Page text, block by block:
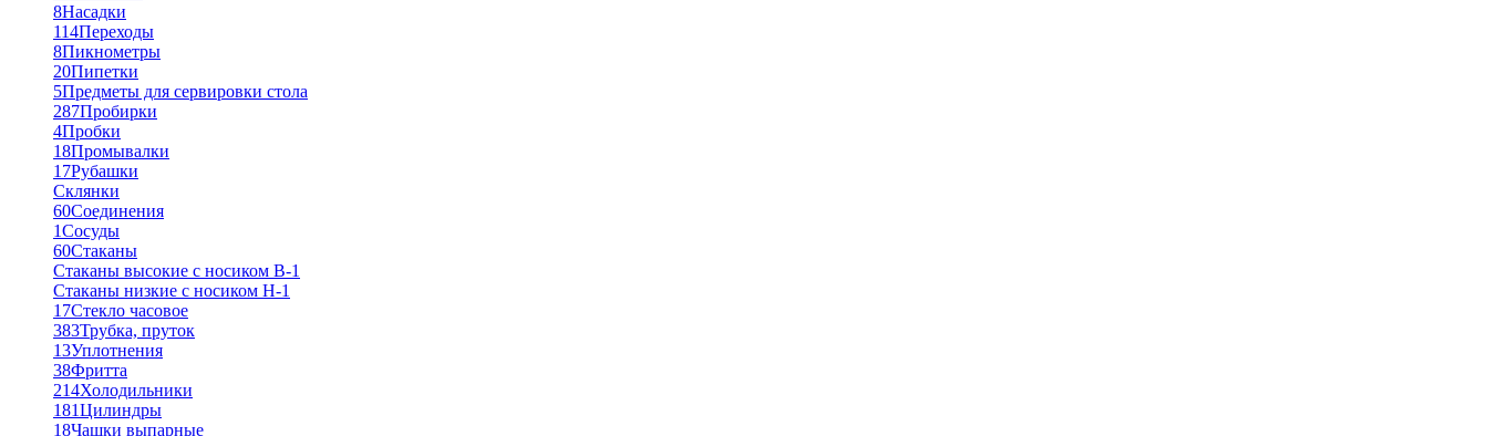
8Насадки
114Переходы
8Пикнометры
20Пипетки
5Предметы для сервировки стола
287Пробирки
4Пробки
18Промывалки
17Рубашки
Склянки
60Соединения
1Сосуды
60Стаканы
Стаканы высокие с носиком В-1
Стаканы низкие с носиком Н-1
17Стекло часовое
383Трубка, пруток
13Уплотнения
38Фритта
214Холодильники
181Цилиндры
18Чашки выпарные